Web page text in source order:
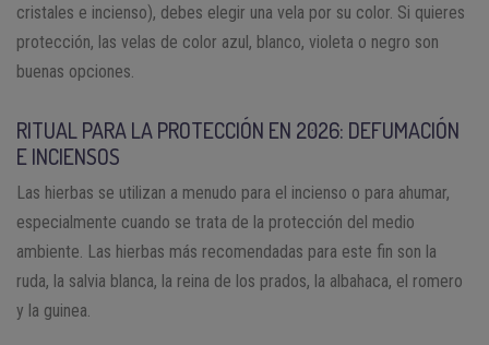
cristales e incienso), debes elegir una vela por su color. Si quieres
protección, las velas de color azul, blanco, violeta o negro son
buenas opciones.
RITUAL PARA LA PROTECCIÓN EN 2026: DEFUMACIÓN
E INCIENSOS
Las hierbas se utilizan a menudo para el incienso o para ahumar,
especialmente cuando se trata de la protección del medio
ambiente. Las hierbas más recomendadas para este fin son la
ruda, la salvia blanca, la reina de los prados, la albahaca, el romero
y la guinea.